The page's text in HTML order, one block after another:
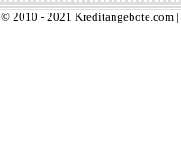
© 2010 - 2021 Kreditangebote.com |